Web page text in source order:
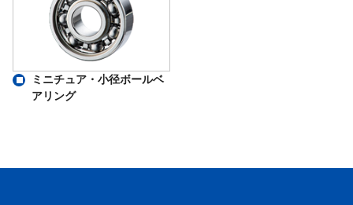
ミニチュア・小径ボールベ
アリング